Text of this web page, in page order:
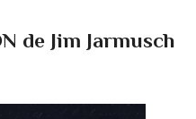
de Jim Jarmusch